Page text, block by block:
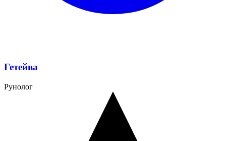
Гетейва
Рунолог